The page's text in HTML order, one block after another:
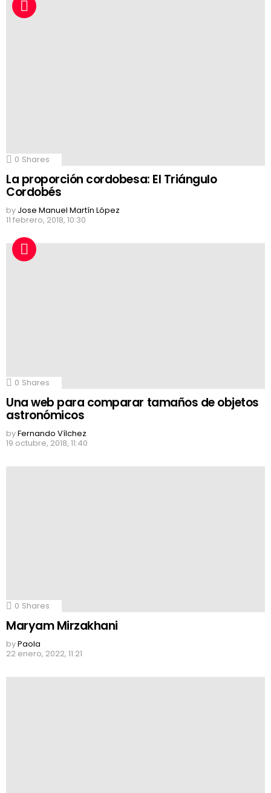
0 Shares
La proporción cordobesa: El Triángulo
Cordobés
by Jose Manuel Martín López
11 febrero, 2018, 10:30
0 Shares
Una web para comparar tamaños de objetos
astronómicos
byFernando Vílchez
19 octubre, 2018, 11:40
0 Shares
Maryam Mirzakhani
byPaola
22 enero, 2022, 11:21